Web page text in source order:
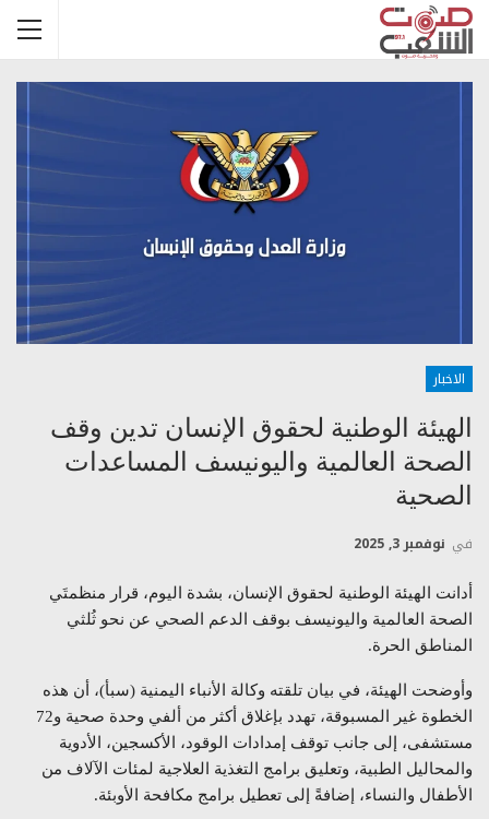
الاخبار
الهيئة الوطنية لحقوق الإنسان تدين وقف
الصحة العالمية واليونيسف المساعدات
الصحية
في نوفمبر 3, 2025
أدانت الهيئة الوطنية لحقوق الإنسان، بشدة اليوم، قرار منظمتَي
الصحة العالمية واليونيسف بوقف الدعم الصحي عن نحو ثُلثي
المناطق الحرة.
وأوضحت الهيئة، في بيان تلقته وكالة الأنباء اليمنية (سبأ)، أن هذه
الخطوة غير المسبوقة، تهدد بإغلاق أكثر من ألفي وحدة صحية و72
مستشفى، إلى جانب توقف إمدادات الوقود، الأكسجين، الأدوية
والمحاليل الطبية، وتعليق برامج التغذية العلاجية لمئات الآلاف من
الأطفال والنساء، إضافةً إلى تعطيل برامج مكافحة الأوبئة.